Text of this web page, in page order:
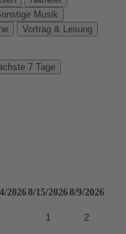
Musik
Vortrag & Lesung
7 Tage